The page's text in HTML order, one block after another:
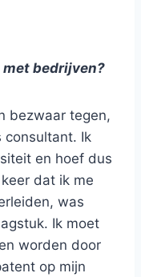
bedrijven?
bezwaar tegen,
consultant. Ik
en hoef dus
dat ik me
was
Ik moet
worden door
op mijn